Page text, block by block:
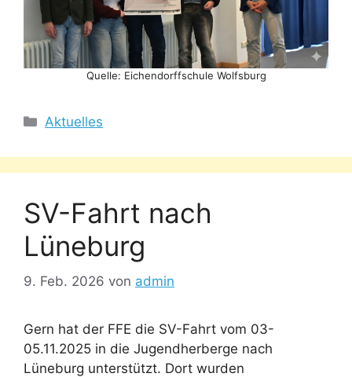
Quelle: Eichendorffschule Wolfsburg
Kategorien
Aktuelles
SV-Fahrt nach
Lüneburg
9. Feb. 2026 von admin
Gern hat der FFE die SV-Fahrt vom 03-
05.11.2025 in die Jugendherberge nach
Lüneburg unterstützt. Dort wurden